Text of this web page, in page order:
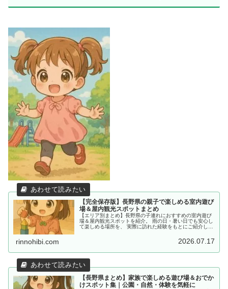
【完全保存版】長野県の親子で楽しめる室内遊び
場＆屋内観光スポットまとめ
【エリア別まとめ】長野県の子連れにおすすめの室内遊び
場＆屋内観光スポットを紹介。 雨の日・暑い日でも安心し
て楽しめる場所を、 実際に訪れた経験をもとにご紹介して
rinnohibi.com 2026.07.17
【長野県まとめ】家族で楽しめる遊び場＆おでか
けスポット集｜公園・自然・体験を気軽に